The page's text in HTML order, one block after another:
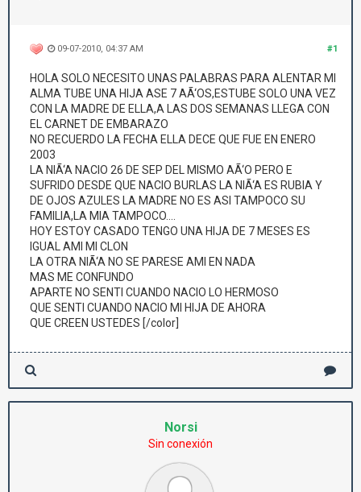
#1
09-07-2010, 04:37 AM
HOLA SOLO NECESITO UNAS PALABRAS PARA ALENTAR MI
ALMA TUBE UNA HIJA ASE 7 AÃ‘OS,ESTUBE SOLO UNA VEZ
CON LA MADRE DE ELLA,A LAS DOS SEMANAS LLEGA CON
EL CARNET DE EMBARAZO
NO RECUERDO LA FECHA ELLA DECE QUE FUE EN ENERO
2003
LA NIÃ‘A NACIO 26 DE SEP DEL MISMO AÃ‘O PERO E
SUFRIDO DESDE QUE NACIO BURLAS LA NIÃ‘A ES RUBIA Y
DE OJOS AZULES LA MADRE NO ES ASI TAMPOCO SU
FAMILIA,LA MIA TAMPOCO....
HOY ESTOY CASADO TENGO UNA HIJA DE 7 MESES ES
IGUAL AMI MI CLON
LA OTRA NIÃ‘A NO SE PARESE AMI EN NADA
MAS ME CONFUNDO
APARTE NO SENTI CUANDO NACIO LO HERMOSO
QUE SENTI CUANDO NACIO MI HIJA DE AHORA
QUE CREEN USTEDES [/color]
Norsi
Sin conexión